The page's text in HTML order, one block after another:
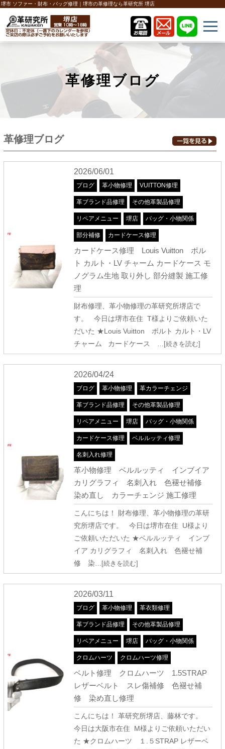
堺市 ソファー・財布・バッグ修理｜堺市の革修理なら革研究所 堺店
革修理ブログ
革修理ブログ
2026/06/01
ブログ 革小物修理 VUITTON修理
革ブランド品修理 その他革製品修理
リペアメニュー 堺店 バッグ・小物関係
部分補修 カードケース修理
カードケース修理 Louis Vuitton ポル
ト カルト・LV チャーム カードケース モ
ノグラム生地 取り外し 部分縫製 施工修
理
財布修理、革小物修理の革研究所堺店で
す。 今日は堺市在住 T様よりご依頼いた
だいた ★Louis Vuitton ポルト カルト・LV
チャーム カードケース …[続きを読む]
2026/04/24
ブログ 革小物修理 革カラーチェンジ
革ブランド品修理 その他革製品修理
リペアメニュー 堺店 バッグ・小物関係
カードケース修理 ベルルッティ修理
名刺入れ修理
革小物修理 ベルルッティ インブイア
カリグラフィ 名刺入れ 色褪せ補修
染め直し カラーチェンジ 施工修理
こんにちは！ 財布修理、革小物修理の革研
究所堺店です。 今日は堺市在住 U様より
ご依頼いただいた ★ベルルッティ インブ
イア カリグラフィ 名刺入れ 色褪せ補
修 染…[続きを読む]
2026/03/11
ブログ 革小物修理 革衣類修理
革ブランド品修理 その他革製品修理
リペアメニュー 堺店 バッグ・小物関係
クロムハーツ クロムハーツ修理
ベルト修理 クロムハーツ 1.5STRAP
レザーベルト スレ傷補修 色褪せ補
修 染め直し修理
こんにちは！ 革研究所堺店、藤林です。
今日は大阪市在住 M様よりご依頼いただい
た ★クロムハーツ １.５STRAP レザーベ